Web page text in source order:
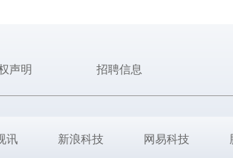
声明 招聘信息
讯 新浪科技 网易科技